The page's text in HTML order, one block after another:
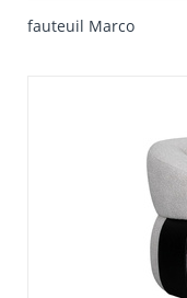
fauteuil Marco